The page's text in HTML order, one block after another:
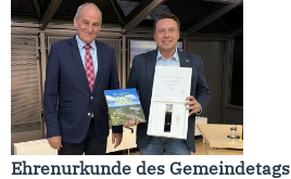
Ehrenurkunde des Gemeindetags